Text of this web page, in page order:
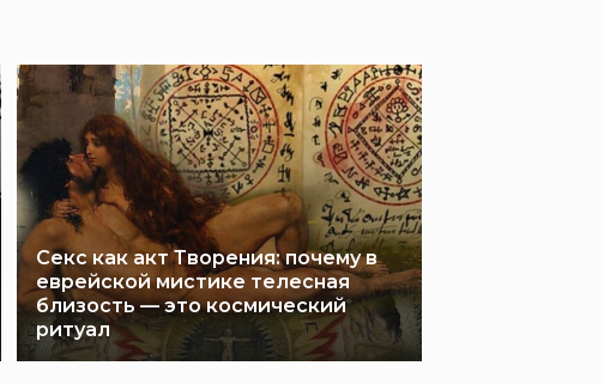
Секс как акт Творения: почему в
еврейской мистике телесная
близость — это космический
ритуал